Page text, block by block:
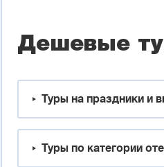
Дешевые
Туры на праздники и
Туры по категории